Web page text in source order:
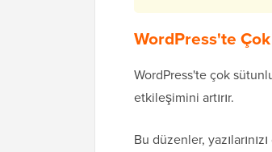
WordPress'te
WordPress'te çok
etkileşimini artırır.
Bu düzenler,